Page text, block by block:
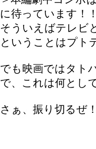
に待っています！
そういえばテレビ
ということはプト
でも映画ではタト
で、これは何とし
さぁ、振り切るぜ